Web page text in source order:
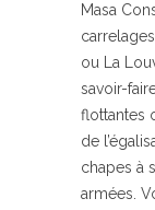
Masa
ou La
savoir-
flottantes
de
chapes à
armées.